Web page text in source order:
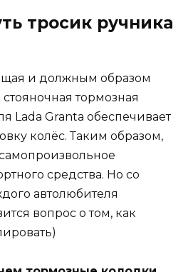
тросик ручника
и должным образом
тормозная
Lada Granta обеспечивает
колёс. Таким образом,
средства. Но со
автолюбителя
вопрос о том, как